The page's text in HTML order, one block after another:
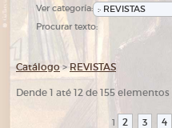
Ver categoría:
Procurar texto:
Catálogo >REVISTAS
Dende 1 até 12 de 155 elementos
1 2 3 4